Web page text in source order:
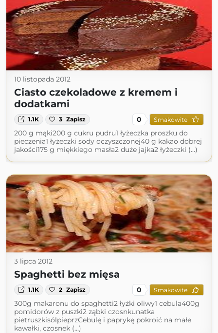
10 listopada 2012
Ciasto czekoladowe z kremem i
dodatkami
1.1K 3 Zapisz 0 Smakowite
200 g mąki200 g cukru pudru1 łyżeczka proszku do
pieczenia1 łyżeczki sody oczyszczonej40 g kakao dobrej
jakości175 g miękkiego masła2 duże jajka2 łyżeczki (...)
3 lipca 2012
Spaghetti bez mięsa
1.1K 2 Zapisz 0 Smakowite
300g makaronu do spaghetti2 łyżki oliwy1 cebula400g
pomidorów z puszki2 ząbki czosnkunatka
pietruszkisólpieprzCebulę i paprykę pokroić na małe
kawałki, czosnek (...)